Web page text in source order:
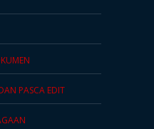
PASCA EDIT